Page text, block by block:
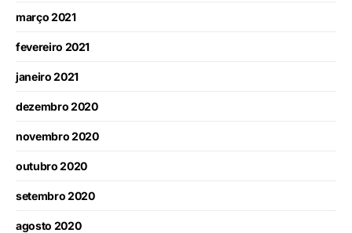
março 2021
fevereiro 2021
janeiro 2021
dezembro 2020
novembro 2020
outubro 2020
setembro 2020
agosto 2020